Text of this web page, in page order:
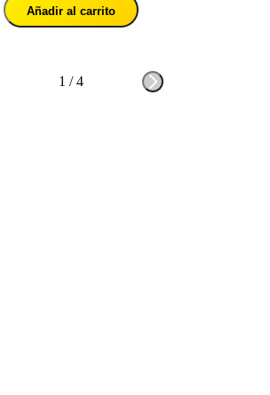
Añadir al carrito
1 /4